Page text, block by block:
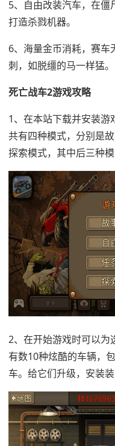
5、自由改装汽车，在僵
打造杀戮机器。
6、海量金币消耗，赛车
刺，如脱缰的马一样猛。
死亡战车2游戏攻略
1、在本站下载并安装游
共有四种模式，分别是
探索模式，其中后三种
2、在开始游戏时可以为
有数10种炫酷的车辆，
车。给它们升级，安装